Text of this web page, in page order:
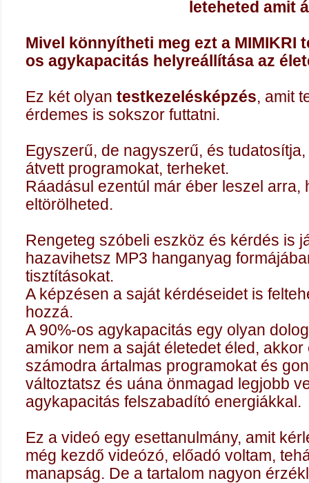
leteheted amit
Mivel könnyítheti meg ezt a MIMIKRI
os agykapacitás helyreállítása az
Ez két olyantestkezelésképzés, amit
érdemes is sokszor futtatni.
Egyszerű, de nagyszerű, és
átvett programokat, terheket.
Ráadásul ezentúl már éber leszel arra,
eltörölheted.
Rengeteg szóbeli eszköz és kérdés is
hazavihetsz MP3 hanganyag
tisztításokat.
A képzésen a saját kérdéseidet is
hozzá.
A 90%-os agykapacitás egy olyan
amikor nem a saját életedet éled,
számodra ártalmas programokat és
változtatsz és uána önmagad legjobb
agykapacitás felszabadító energiákkal.
Ez a videó egy esettanulmány, amit
még kezdő videózó, előadó voltam,
manapság. De a tartalom nagyon